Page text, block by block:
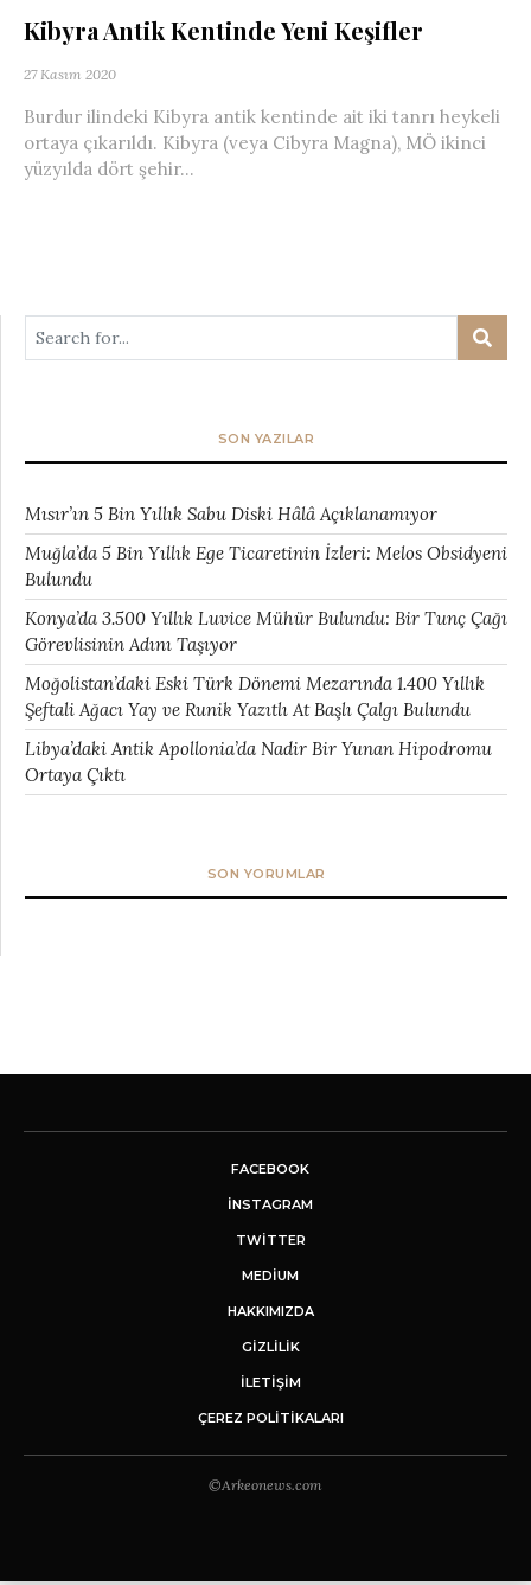
Kibyra Antik Kentinde Yeni Keşifler
27 Kasım 2020
Burdur ilindeki Kibyra antik kentinde ait iki tanrı heykeli
ortaya çıkarıldı. Kibyra (veya Cibyra Magna), MÖ ikinci
yüzyılda dört şehir...
SON YAZILAR
Mısır’ın 5 Bin Yıllık Sabu Diski Hâlâ Açıklanamıyor
Muğla’da 5 Bin Yıllık Ege Ticaretinin İzleri: Melos Obsidyeni
Bulundu
Konya’da 3.500 Yıllık Luvice Mühür Bulundu: Bir Tunç Çağı
Görevlisinin Adını Taşıyor
Moğolistan’daki Eski Türk Dönemi Mezarında 1.400 Yıllık
Şeftali Ağacı Yay ve Runik Yazıtlı At Başlı Çalgı Bulundu
Libya’daki Antik Apollonia’da Nadir Bir Yunan Hipodromu
Ortaya Çıktı
SON YORUMLAR
FACEBOOK
INSTAGRAM
TWITTER
MEDIUM
HAKKIMIZDA
GİZLİLİK
İLETIŞIM
ÇEREZ POLITIKALARI
©Arkeonews.com